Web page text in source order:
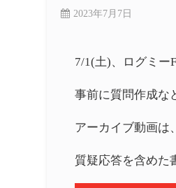
2023年7月7日
7/1(土)、ログミー
事前に質問作成な
アーカイブ動画は
質疑応答を含めた